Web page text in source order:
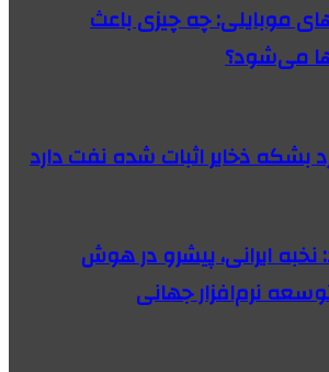
موبایلی: چه چیزی باعث
می‌شود؟
نخبه ایرانی، پیشرو در هوش
نرم‌افزار جهانی